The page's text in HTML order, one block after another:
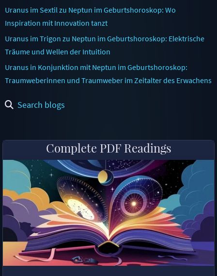
Uranus im Sextil zu Neptun im Geburtshoroskop: Wo
Inspiration mit Innovation tanzt
Uranus im Trigon zu Neptun im Geburtshoroskop: Elektrische
Träume und Wellen der Intuition
Uranus in Konjunktion mit Neptun im Geburtshoroskop:
Traumweberinnen und Traumweber im Zeitalter des Erwachens
Search blogs
Complete PDF Readings